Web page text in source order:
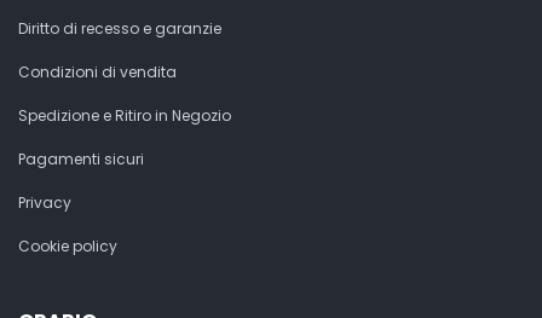
Diritto di recesso e garanzie
Condizioni di vendita
Spedizione e Ritiro in Negozio
Pagamenti sicuri
Privacy
Cookie policy